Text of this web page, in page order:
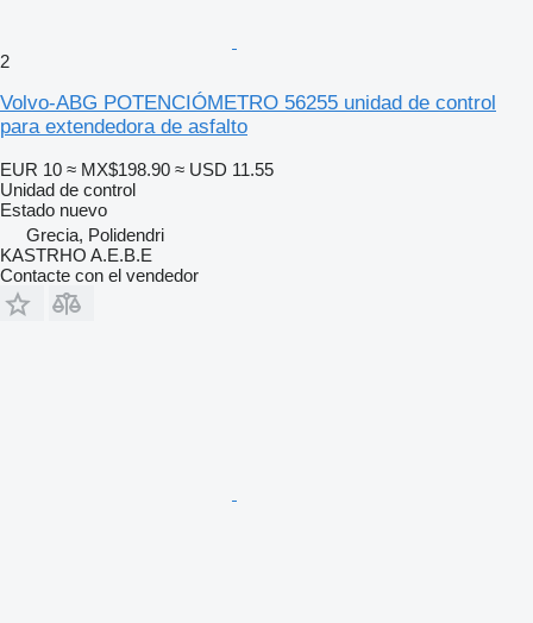
2
Volvo-ABG POTENCIÓMETRO 56255 unidad de control
para extendedora de asfalto
EUR 10 ≈ MX$198.90 ≈ USD 11.55
Unidad de control
Estado nuevo
Grecia, Polidendri
KASTRHO A.E.B.E
Contacte con el vendedor